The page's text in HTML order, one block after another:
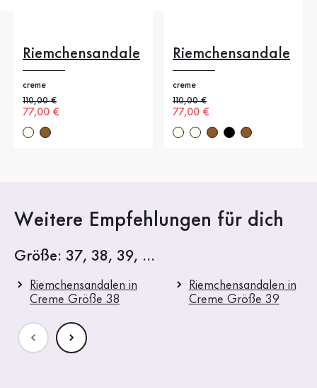
Riemchensandale
creme
Alter Preis
110,00 €
Neuer Preis
77,00 €
Riemchensandale
creme
Alter Preis
110,00 €
Neuer Preis
77,00 €
Weitere Empfehlungen für dich
Größe: 37, 38, 39, ...
Riemchensandalen in
Creme Größe 38
Riemchensandalen in
Creme Größe 39